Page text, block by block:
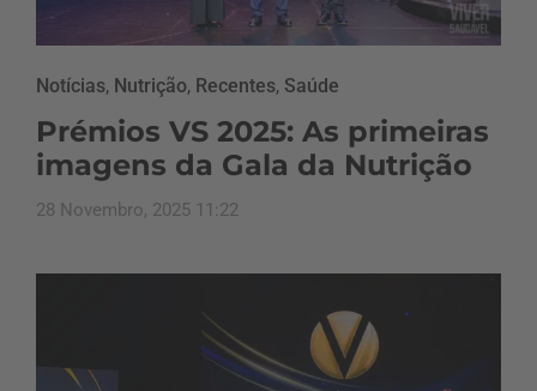
Notícias, Nutrição, Recentes, Saúde
Prémios VS 2025: As primeiras
imagens da Gala da Nutrição
28 Novembro, 2025 11:22